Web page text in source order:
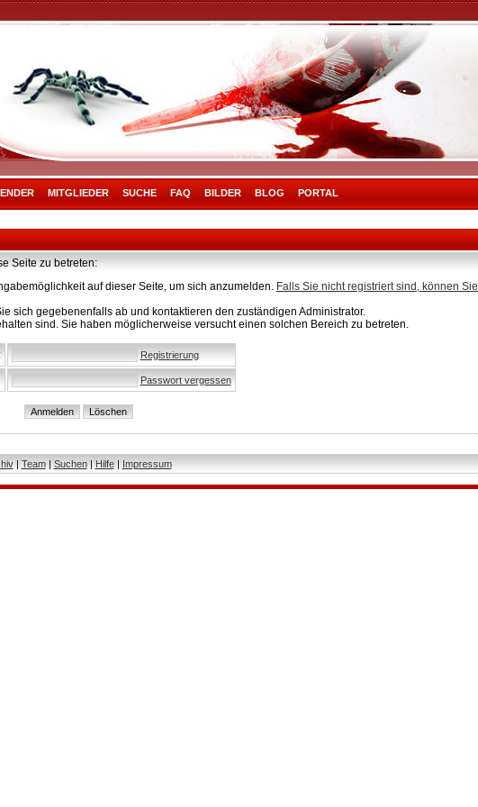
MITGLIEDER SUCHE FAQ BILDER BLOG PORTAL
Seite zu betreten:
auf dieser Seite, um sich anzumelden. Falls Sie nicht registriert sind, können Sie
sich gegebenenfalls ab und kontaktieren den zuständigen Administrator.
sind. Sie haben möglicherweise versucht einen solchen Bereich zu betreten.
Registrierung
Passwort vergessen
| Team| Suchen| Hilfe| Impressum